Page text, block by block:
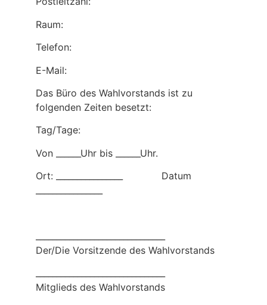
Raum:
Telefon:
E-Mail:
Das Büro des Wahlvorstands ist zu
folgenden Zeiten besetzt:
Tag/Tage:
Von ______Uhr bis ______Uhr.
Ort: ________________ Datum
Der/Die Vorsitzende des Wahlvorstands
Mitglieds des Wahlvorstands